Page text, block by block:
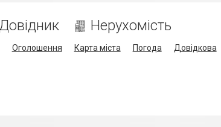
Нерухомість
Оголошення Карта міста Погода Довідкова